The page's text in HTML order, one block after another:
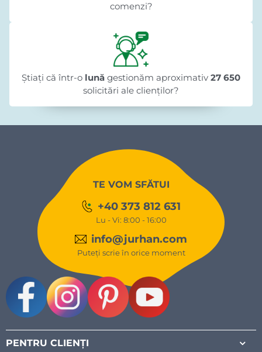
comenzi?
Știați că într-o lună gestionăm aproximativ 27 650
solicitări ale clienților?
TE VOM SFĂTUI
+40 373 812 631
Lu - Vi: 8:00 - 16:00
info@jurhan.com
Puteți scrie în orice moment
PENTRU CLIENȚI